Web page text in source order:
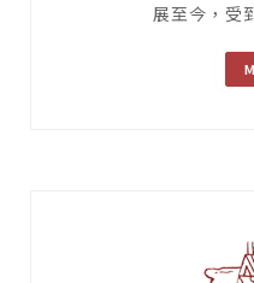
展至今，受